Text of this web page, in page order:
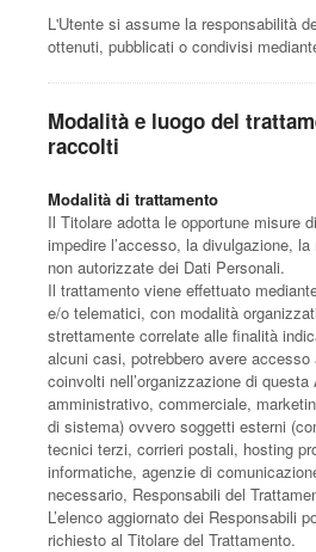
L'Utente si assume la responsabilità
ottenuti, pubblicati o condivisi
Modalità e luogo del
raccolti
Modalità di trattamento
Il Titolare adotta le opportune misure
impedire l’accesso, la divulgazione,
non autorizzate dei Dati Personali.
Il trattamento viene effettuato
e/o telematici, con modalità
strettamente correlate alle finalità
alcuni casi, potrebbero avere
coinvolti nell’organizzazione di
amministrativo, commerciale,
di sistema) ovvero soggetti esterni
tecnici terzi, corrieri postali, hosting
informatiche, agenzie di
necessario, Responsabili del
L’elenco aggiornato dei Responsabili
richiesto al Titolare del Trattamento.